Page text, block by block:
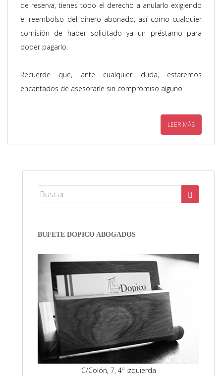
de reserva, tienes todo el derecho a anularlo exigiendo
el reembolso del dinero abonado, así como cualquier
comisión de haber solicitado ya un préstamo para
poder pagarlo.
Recuerde que, ante cualquier duda, estaremos
encantados de asesorarle sin compromiso alguno
LEER MÁS
BUFETE DOPICO ABOGADOS
C/Colón, 7, 4º izquierda